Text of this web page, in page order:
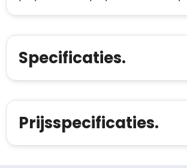
Specificaties.
Prijsspecificaties.